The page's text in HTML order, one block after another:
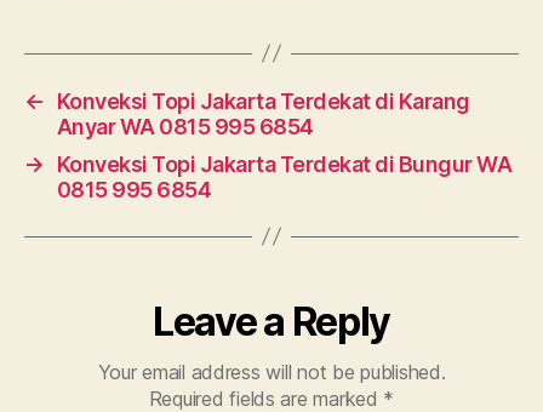
←
Konveksi Topi Jakarta Terdekat di Karang
Anyar WA 0815 995 6854
→
Konveksi Topi Jakarta Terdekat di Bungur WA
0815 995 6854
Leave a Reply
Your email address will not be published.
Required fields are marked *